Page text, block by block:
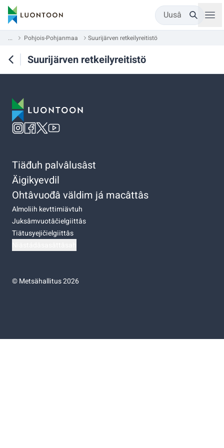
Uusâ
... Pohjois-Pohjanmaa Suurijärven retkeilyreitistö
Suurijärven retkeilyreitistö
Tiäđuh palvâlusâst
Äigikyevdil
Ohtâvuođâ väldim já macâttâs
Almoliih kevttimiävtuh
Juksâmvuotâčielgiittâs
Tiätusyejičielgiittâs
©Metsähallitus 2026